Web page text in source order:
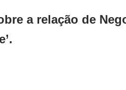
a relação de